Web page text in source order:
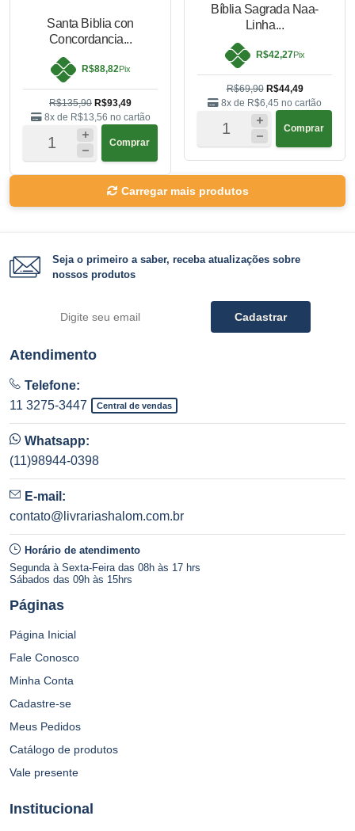
Santa Biblia con
Concordancia...
R$88,82Pix
R$135,90 R$93,49
8x de R$13,56 no cartão
Comprar
Bíblia Sagrada Naa-
Linha...
R$42,27Pix
R$69,90 R$44,49
8x de R$6,45 no cartão
Comprar
Carregar mais produtos
Seja o primeiro a saber, receba atualizações sobre
nossos produtos
Cadastrar
Atendimento
Telefone:
11 3275-3447
Central de vendas
Whatsapp:
(11)98944-0398
E-mail:
contato@livrariashalom.com.br
Horário de atendimento
Segunda à Sexta-Feira das 08h às 17 hrs
Sábados das 09h às 15hrs
Páginas
Página Inicial
Fale Conosco
Minha Conta
Cadastre-se
Meus Pedidos
Catálogo de produtos
Vale presente
Institucional